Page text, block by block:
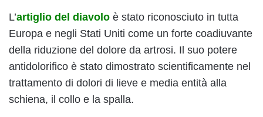
L’artiglio del diavolo è stato riconosciuto in tutta
Europa e negli Stati Uniti come un forte coadiuvante
della riduzione del dolore da artrosi. Il suo potere
antidolorifico è stato dimostrato scientificamente nel
trattamento di dolori di lieve e media entità alla
schiena, il collo e la spalla.